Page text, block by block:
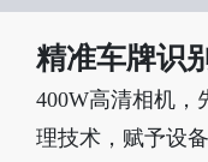
精准车牌识
400W高清相机，
理技术，赋予设